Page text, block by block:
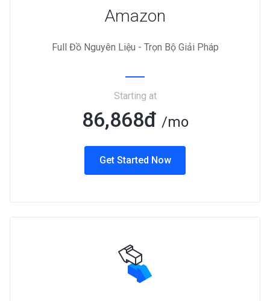
Amazon
Full Đồ Nguyên Liệu - Trọn Bộ Giải Pháp
Starting at
86,868đ /mo
Get Started Now